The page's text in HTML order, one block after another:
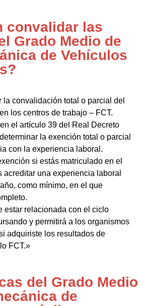
convalidar las
Grado Medio de
de Vehículos
convalidación total o parcial del
los centros de trabajo – FCT.
el artículo 39 del Real Decreto
la exención total o parcial
con la experiencia laboral.
si estás matriculado en el
acreditar una experiencia laboral
como mínimo, en el que
estar relacionada con el ciclo
y permitirá a los organismos
adquiriste los resultados de
FCT.»
del Grado Medio
de